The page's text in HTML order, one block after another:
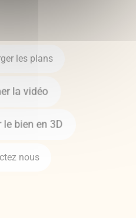
les plans
la vidéo
bien en 3D
nous